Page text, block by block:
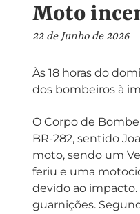
Moto
22 de Junho de 2026
Às 18 horas do
dos bombeiros à
O Corpo de
BR-282, sentido
moto, sendo um
feriu e uma
devido ao
guarnições.